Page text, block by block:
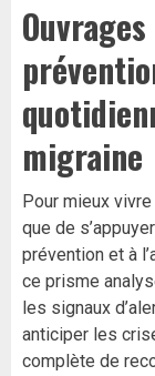
migraine
Pour mieux
que de
prévention et à
ce prisme
les signaux
anticiper les
complète de